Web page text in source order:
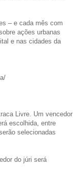
– e cada mês com
ações urbanas
e nas cidades da
Livre. Um vencedor
escolhida, entre
selecionadas
do júri será